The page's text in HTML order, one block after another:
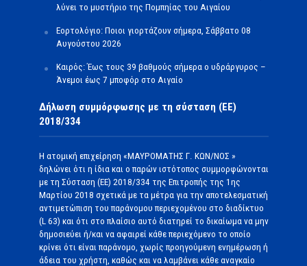
λύνει το μυστήριο της Πομπηίας του Αιγαίου
Εορτολόγιο: Ποιοι γιορτάζουν σήμερα, Σάββατο 08
Αυγούστου 2026
Καιρός: Έως τους 39 βαθμούς σήμερα ο υδράργυρος –
Άνεμοι έως 7 μποφόρ στο Αιγαίο
Δήλωση συμμόρφωσης με τη σύσταση (ΕΕ)
2018/334
Η ατομική επιχείρηση «ΜΑΥΡΟΜΑΤΗΣ Γ. ΚΩΝ/ΝΟΣ »
δηλώνει ότι η ίδια και ο παρών ιστότοπος συμμορφώνονται
με τη Σύσταση (ΕΕ) 2018/334 της Επιτροπής της 1ης
Μαρτίου 2018 σχετικά με τα μέτρα για την αποτελεσματική
αντιμετώπιση του παράνομου περιεχομένου στο διαδίκτυο
(L 63) και ότι στο πλαίσιο αυτό διατηρεί το δικαίωμα να μην
δημοσιεύει ή/και να αφαιρεί κάθε περιεχόμενο το οποίο
κρίνει ότι είναι παράνομο, χωρίς προηγούμενη ενημέρωση ή
άδεια του χρήστη, καθώς και να λαμβάνει κάθε αναγκαίο